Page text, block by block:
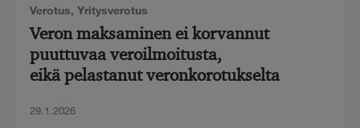
Verotus, Yritysverotus
Veron maksaminen ei korvannut
puuttuvaa veroilmoitusta,
eikä pelastanut veronkorotukselta
29.1.2026